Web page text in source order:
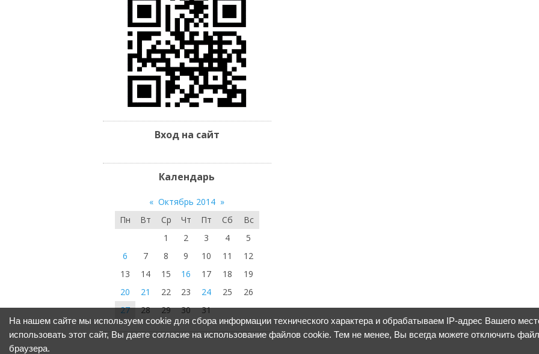
Вход на сайт
Календарь
« Октябрь 2014 »
Пн
Вт Ср Чт Пт Сб
Вс
1
2 3 4
5
6
7 8 9 10 11
12
13
14 15 16 17 18
19
20
21 22 23 24 25
26
27
28 29 30 31
На нашем сайте мы используем cookie для сбора информации технического характера и обрабатываем IP-адрес Вашего
использовать этот сайт, Вы даете согласие на использование файлов cookie. Тем не менее, Вы всегда можете отключить
браузера.